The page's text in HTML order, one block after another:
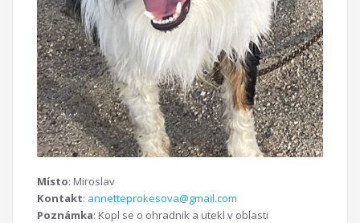
Místo: Miroslav
Kontakt: annetteprokesova@gmail.com
Poznámka: Kopl se o ohradnik a utekl v oblasti